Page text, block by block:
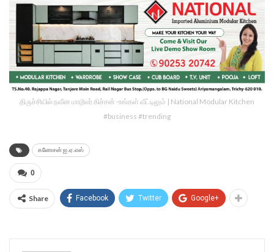
திருச்சியில் நவீன மாடூலர் கிச்சன் -உங்கள் வீட்டிலும் | National Modular Kitchen
#business #trending
கணேசன் ஐ.ஏ.எஸ்
0
Share Facebook Twitter Google+